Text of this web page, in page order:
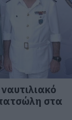
στα